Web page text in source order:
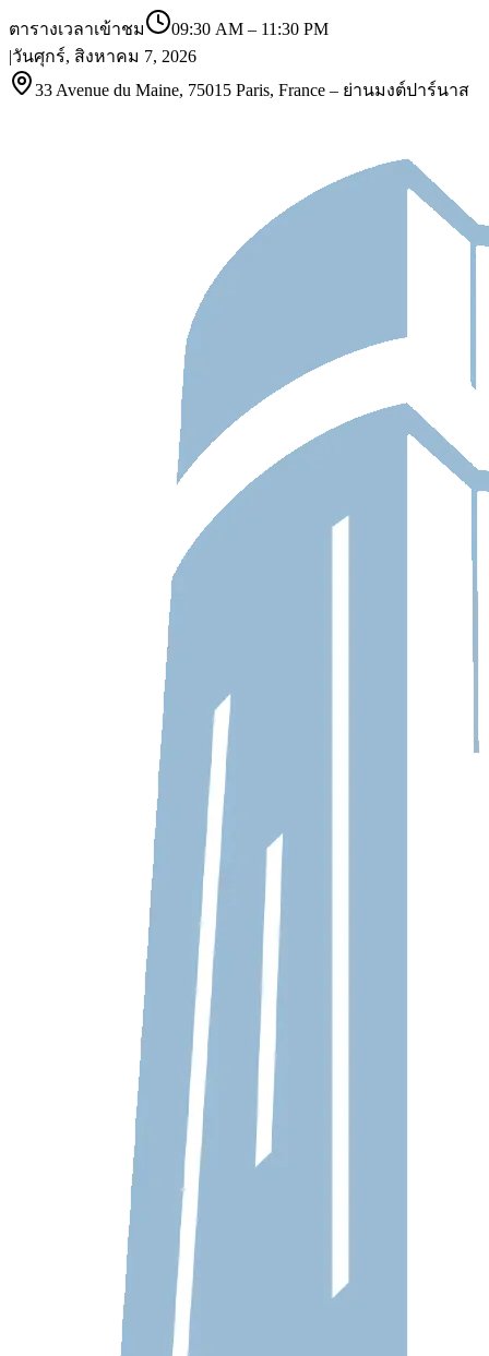
ตารางเวลาเข้าชม 09:30 AM – 11:30 PM
|วันศุกร์, สิงหาคม 7, 2026
33 Avenue du Maine, 75015 Paris, France – ย่านมงต์ปาร์นาส